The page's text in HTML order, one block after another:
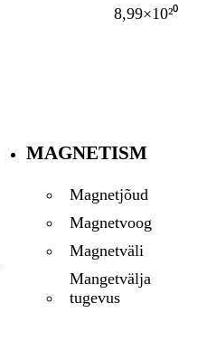
8,99×10²⁰
MAGNETISM
Magnetjõud
Magnetvoog
Magnetväli
Mangetvälja
tugevus